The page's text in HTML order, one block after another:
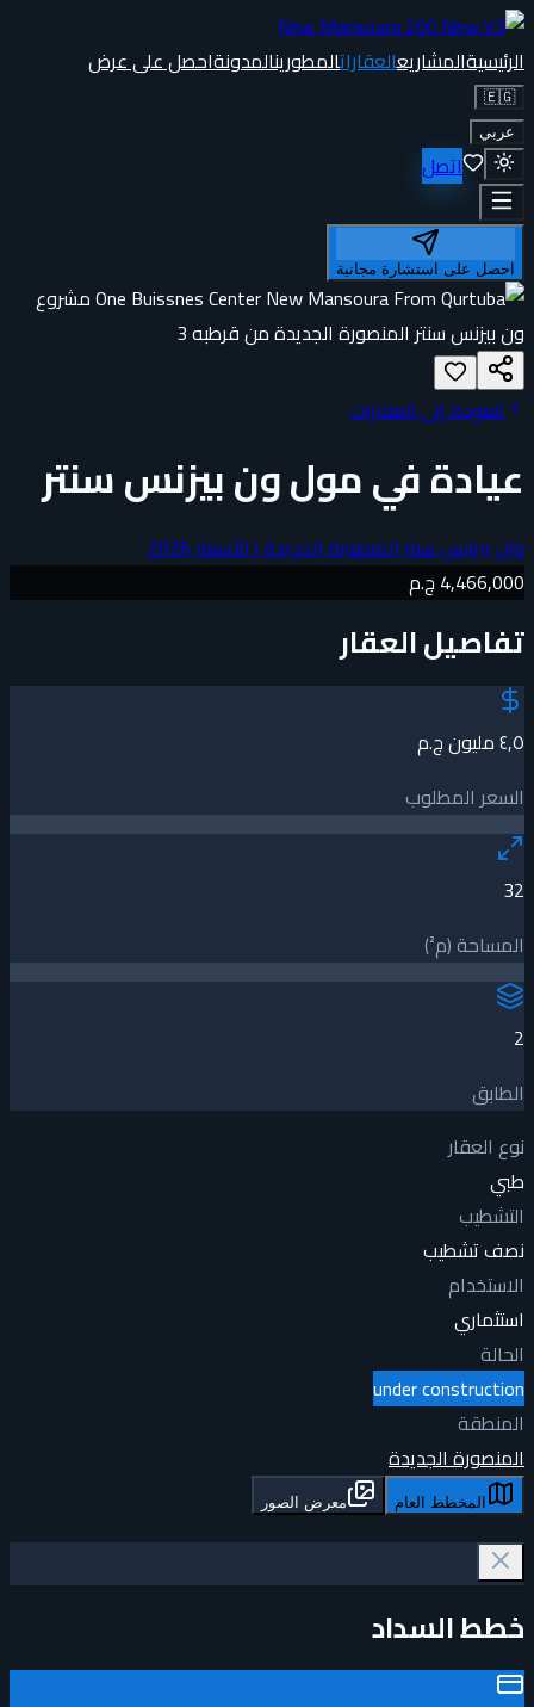
الرئيسيةالمشاريعالعقاراتالمطورينالمدونةاحصل على عرض
🇪🇬
عربي
اتصل
احصل على استشارة مجانية
العودة إلى العقارات
عيادة في مول ون بيزنس سنتر
وان بيزنيس سنتر المنصورة الجديدة | الأسعار 2026
4,466,000 ج.م
تفاصيل العقار
٤٫٥ مليون ج.م
السعر المطلوب
32
المساحة (م²)
2
الطابق
نوع العقار
طبي
التشطيب
نصف تشطيب
الاستخدام
استثماري
الحالة
under construction
المنطقة
المنصورة الجديدة
المخطط العام معرض الصور
خطط السداد